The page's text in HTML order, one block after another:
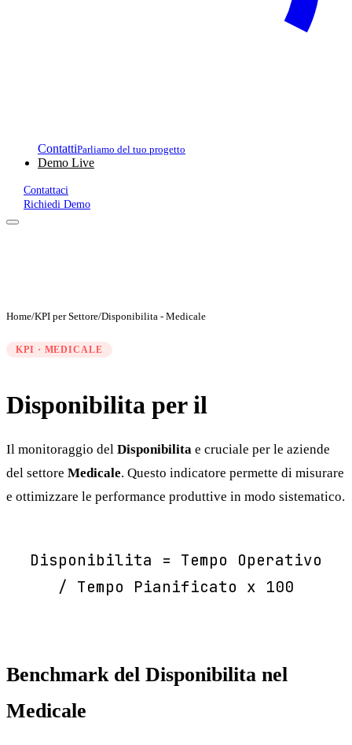
ContattiParliamo del tuo progetto
Demo Live
Contattaci
Richiedi Demo
Home/KPI per Settore/Disponibilita - Medicale
KPI · MEDICALE
Disponibilita per il
Il monitoraggio del Disponibilita e cruciale per le aziende
del settore Medicale. Questo indicatore permette di misurare
e ottimizzare le performance produttive in modo sistematico.
Disponibilita = Tempo Operativo
/ Tempo Pianificato x 100
Benchmark del Disponibilita nel
Medicale